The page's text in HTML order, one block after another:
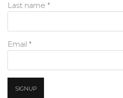
Last name *
Email *
SIGNUP